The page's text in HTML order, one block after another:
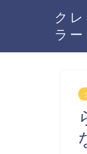
ク
ラー